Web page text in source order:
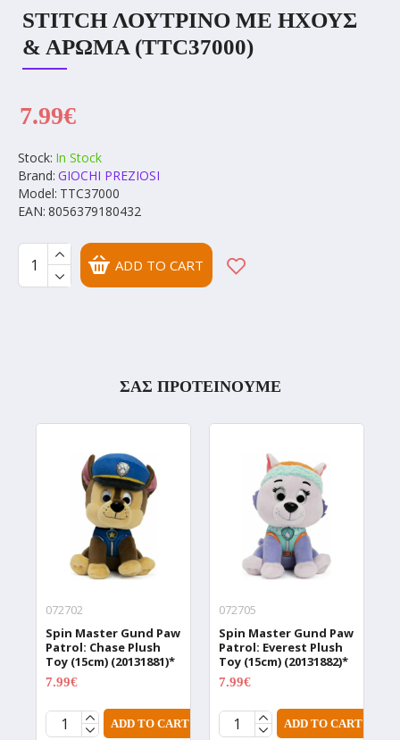
STITCH ΛΟΥΤΡΙΝΟ ΜΕ ΗΧΟΥΣ
& ΑΡΩΜΑ (TTC37000)
Stock: In Stock
Brand: GIOCHI PREZIOSI
Model: TTC37000
EAN: 8056379180432
7.99€
ADD TO CART
ΣΑΣ ΠΡΟΤΕΙΝΟΥΜΕ
072702
Spin Master Gund Paw
Patrol: Chase Plush
Toy (15cm) (20131881)*
7.99€
ADD TO CART
072705
Spin Master Gund Paw
Patrol: Everest Plush
Toy (15cm) (20131882)*
7.99€
ADD TO CART